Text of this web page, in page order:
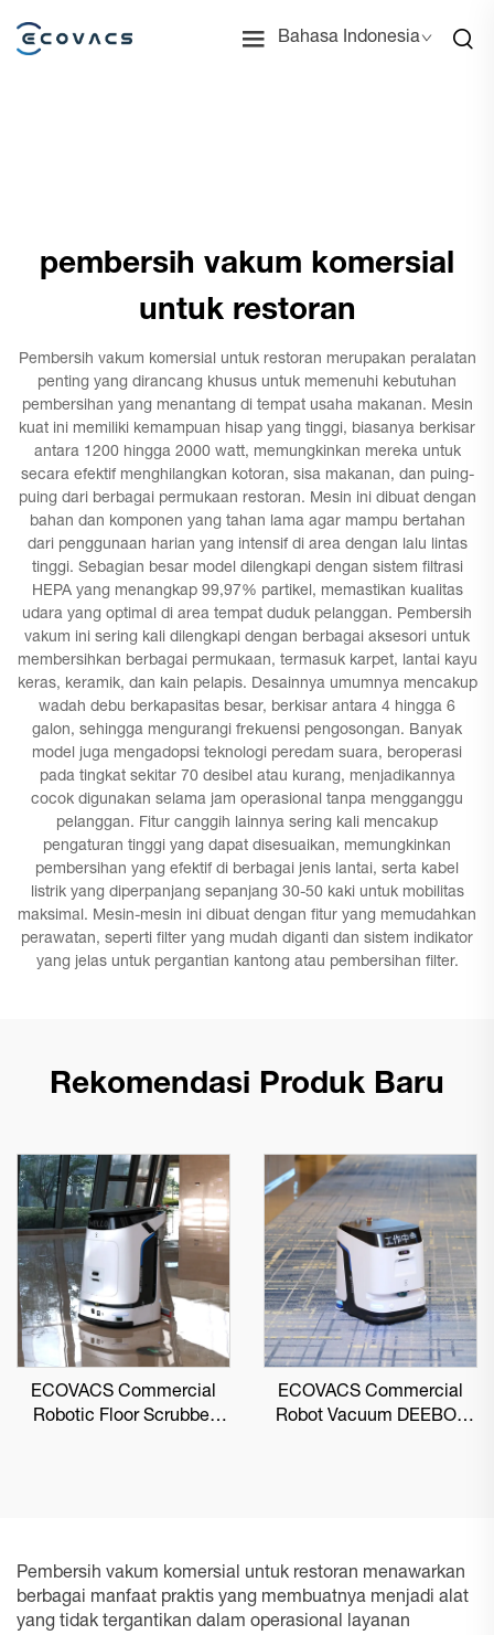
Bahasa Indonesia
pembersih vakum komersial
untuk restoran
Pembersih vakum komersial untuk restoran merupakan peralatan
penting yang dirancang khusus untuk memenuhi kebutuhan
pembersihan yang menantang di tempat usaha makanan. Mesin
kuat ini memiliki kemampuan hisap yang tinggi, biasanya berkisar
antara 1200 hingga 2000 watt, memungkinkan mereka untuk
secara efektif menghilangkan kotoran, sisa makanan, dan puing-
puing dari berbagai permukaan restoran. Mesin ini dibuat dengan
bahan dan komponen yang tahan lama agar mampu bertahan
dari penggunaan harian yang intensif di area dengan lalu lintas
tinggi. Sebagian besar model dilengkapi dengan sistem filtrasi
HEPA yang menangkap 99,97% partikel, memastikan kualitas
udara yang optimal di area tempat duduk pelanggan. Pembersih
vakum ini sering kali dilengkapi dengan berbagai aksesori untuk
membersihkan berbagai permukaan, termasuk karpet, lantai kayu
keras, keramik, dan kain pelapis. Desainnya umumnya mencakup
wadah debu berkapasitas besar, berkisar antara 4 hingga 6
galon, sehingga mengurangi frekuensi pengosongan. Banyak
model juga mengadopsi teknologi peredam suara, beroperasi
pada tingkat sekitar 70 desibel atau kurang, menjadikannya
cocok digunakan selama jam operasional tanpa mengganggu
pelanggan. Fitur canggih lainnya sering kali mencakup
pengaturan tinggi yang dapat disesuaikan, memungkinkan
pembersihan yang efektif di berbagai jenis lantai, serta kabel
listrik yang diperpanjang sepanjang 30-50 kaki untuk mobilitas
maksimal. Mesin-mesin ini dibuat dengan fitur yang memudahkan
perawatan, seperti filter yang mudah diganti dan sistem indikator
yang jelas untuk pergantian kantong atau pembersihan filter.
Rekomendasi Produk Baru
ECOVACS Commercial
Robotic Floor Scrubber
ECOVACS Commercial
Robot Vacuum DEEBOT
Pembersih vakum komersial untuk restoran menawarkan
berbagai manfaat praktis yang membuatnya menjadi alat
yang tidak tergantikan dalam operasional layanan